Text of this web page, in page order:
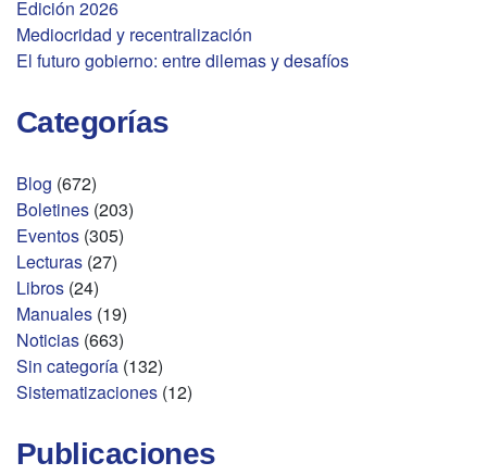
Edición 2026
Mediocridad y recentralización
El futuro gobierno: entre dilemas y desafíos
Categorías
Blog (672)
Boletines (203)
Eventos (305)
Lecturas (27)
Libros (24)
Manuales (19)
Noticias (663)
Sin categoría (132)
Sistematizaciones (12)
Publicaciones